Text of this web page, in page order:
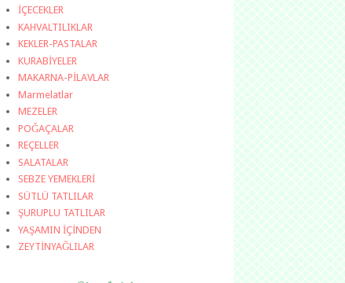
İÇECEKLER
KAHVALTILIKLAR
KEKLER-PASTALAR
KURABİYELER
MAKARNA-PİLAVLAR
Marmelatlar
MEZELER
POĞAÇALAR
REÇELLER
SALATALAR
SEBZE YEMEKLERİ
SÜTLÜ TATLILAR
ŞURUPLU TATLILAR
YAŞAMIN İÇİNDEN
ZEYTİNYAĞLILAR